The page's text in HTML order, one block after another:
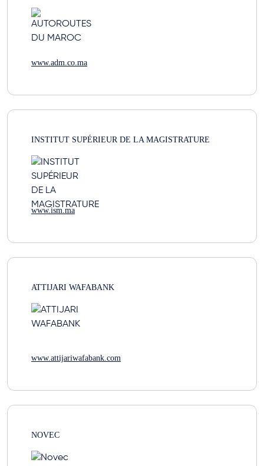
www.adm.co.ma
INSTITUT SUPÉRIEUR DE LA MAGISTRATURE
www.ism.ma
ATTIJARI WAFABANK
www.attijariwafabank.com
NOVEC